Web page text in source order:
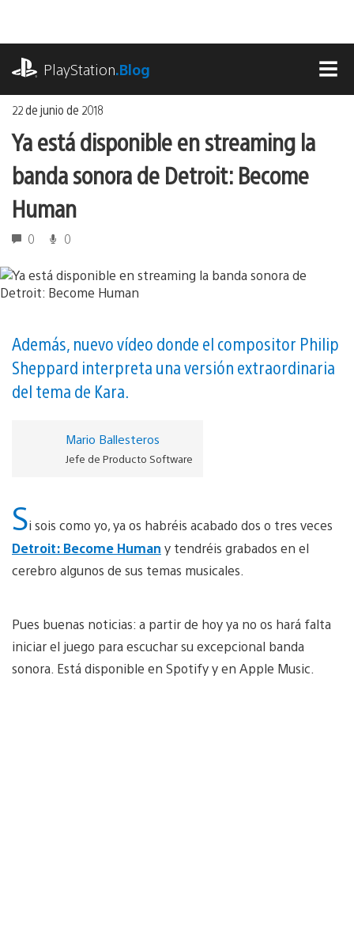
contenido
PlayStation.Blog
22 de junio de 2018
Ya está disponible en streaming la
banda sonora de Detroit: Become
Human
0 0
Además, nuevo vídeo donde el compositor Philip
Sheppard interpreta una versión extraordinaria
del tema de Kara.
Mario Ballesteros
Jefe de Producto Software
Si sois como yo, ya os habréis acabado dos o tres veces
Detroit: Become Human y tendréis grabados en el
cerebro algunos de sus temas musicales.
Pues buenas noticias: a partir de hoy ya no os hará falta
iniciar el juego para escuchar su excepcional banda
sonora. Está disponible en Spotify y en Apple Music.